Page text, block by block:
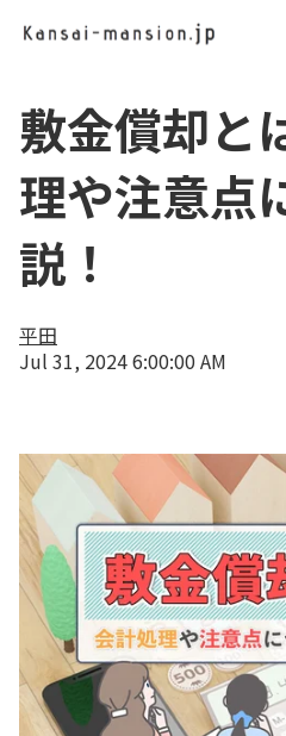
敷金償却と
理や注意点
説！
平田
Jul 31, 2024 6:00:00 AM